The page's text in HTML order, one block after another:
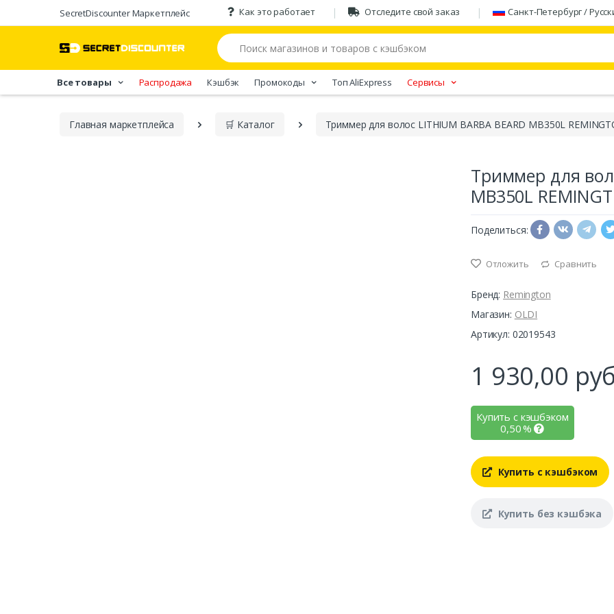
SecretDiscounter Маркетплейс Как это работает Отследите свой заказ Санкт-Петербург /
Все товары Распродажа Кэшбэк Промокоды Tоп AliExpress Сервисы
Главная марĸетплейса 🛒 Каталог Триммер для волос LITHIUM BARBA BEARD MB350L
Триммер для
MB350L
Поделиться:
Отложить Сравнить
Бренд: Remington
Магазин: OLDI
Артикул: 02019543
1 930,00
Купить с кэшбэком
0,50%
Купить с кэшбэком
Купить без кэшбэка